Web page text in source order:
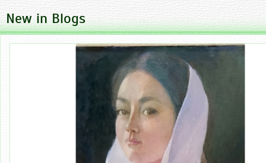
впереди в роли командира группы с
бутафорским «автоматом» в руках.
Федоров успешно закончил
Толиковскую среднюю школу в 1975
Абитуриент Федоров опоздал утром
на самолет в Ленинград в военное
училище. И его судьба сложилась
по-другому. Об этом тоже говорится
New in Blogs